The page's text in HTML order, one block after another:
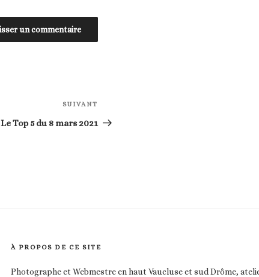
suivant
SUIVANT
Le Top 5 du 8 mars 2021
À PROPOS DE CE SITE
Photographe et Webmestre en haut Vaucluse et sud Drôme,